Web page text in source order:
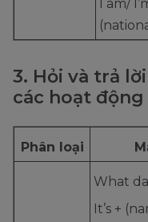
I am/
3. Hỏi và trả
các hoạt
Phân loại
What
It’s +